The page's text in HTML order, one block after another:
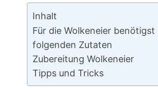
Inhalt
Für die Wolkeneier benötigst
folgenden Zutaten
Zubereitung Wolkeneier
Tipps und Tricks